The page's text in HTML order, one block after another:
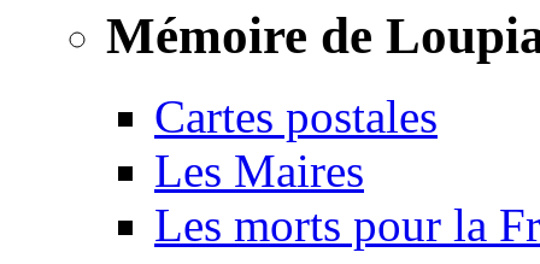
Mémoire de
Cartes postales
Les Maires
Les morts pour la